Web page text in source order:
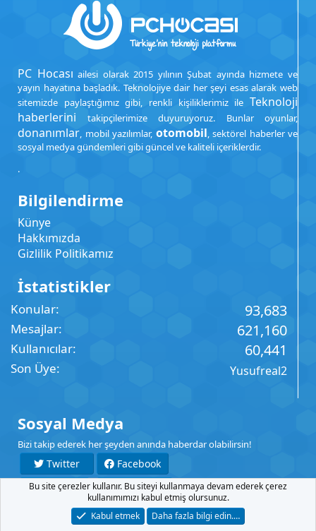
PC Hocası ailesi olarak 2015 yılının Şubat ayında hizmete ve
yayın hayatına başladık. Teknolojiye dair her şeyi esas alarak web
sitemizde paylaştığımız gibi, renkli kişiliklerimiz ile Teknoloji
haberlerini takipçilerimize duyuruyoruz. Bunlar oyunlar,
donanımlar, mobil yazılımlar, otomobil, sektörel haberler ve
sosyal medya gündemleri gibi güncel ve kaliteli içeriklerdir.
.
Bilgilendirme
Künye
Hakkımızda
Gizlilik Politikamız
İstatistikler
Konular 93,683
Mesajlar 621,160
Kullanıcılar 60,441
Son Üye Yusufreal2
Sosyal Medya
Bizi takip ederek her şeyden anında haberdar olabilirsin!
Twitter
Facebook
YouTube
Instagram
Şartlar Gizlilik Yardım Anasayfa
R
Bu site çerezler kullanır. Bu siteyi kullanmaya devam ederek çerez
kullanımımızı kabul etmiş olursunuz.
Kabul etmek
Daha fazla bilgi edin.…